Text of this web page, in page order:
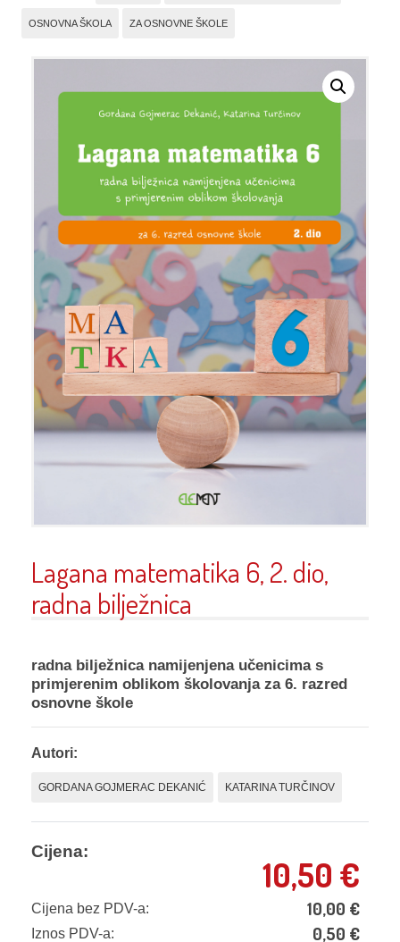
OSNOVNA ŠKOLA ZA OSNOVNE ŠKOLE
Lagana matematika 6, 2. dio,
radna bilježnica
radna bilježnica namijenjena učenicima s
primjerenim oblikom školovanja za 6. razred
osnovne škole
Autori:
GORDANA GOJMERAC DEKANIĆ KATARINA TURČINOV
Cijena:
10,50 €
Cijena bez PDV-a: 10,00 €
Iznos PDV-a: 0,50 €